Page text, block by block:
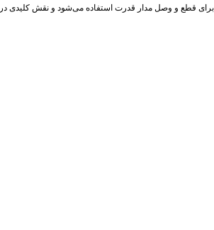
برای قطع و وصل مدار قدرت استفاده می‌شود و نقش کلیدی در